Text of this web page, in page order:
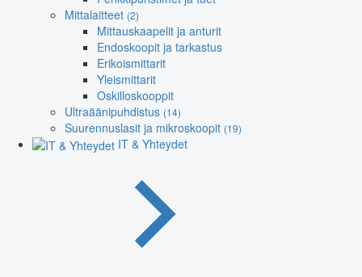
Mittalaitteet (2)
Mittauskaapelit ja anturit
Endoskoopit ja tarkastus
Erikoismittarit
Yleismittarit
Oskilloskooppit
Ultraäänipuhdistus (14)
Suurennuslasit ja mikroskoopit (19)
IT & Yhteydet